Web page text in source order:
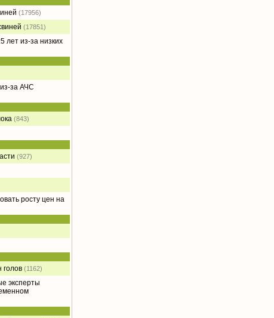
(17956)
(17851)
лет из-за низких
за АЧС
(843)
(927)
росту цен на
голов (1162)
эксперты